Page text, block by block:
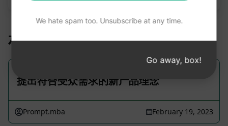
相关提示
提出符合受众需求的新产品理念
Prompt.mba February 19, 2023
We hate spam too. Unsubscribe at any time.
Go away, box!